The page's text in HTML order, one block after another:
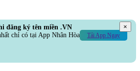
đăng ký tên miền .VN
chỉ có tại App Nhân Hòa
Tải App Ngay
×